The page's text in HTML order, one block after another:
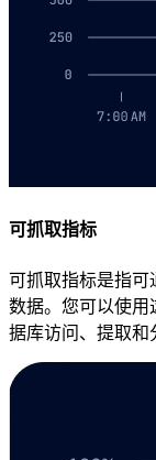
可抓取指标
可抓取指标是指可
数据。您可以使用
据库访问、提取和